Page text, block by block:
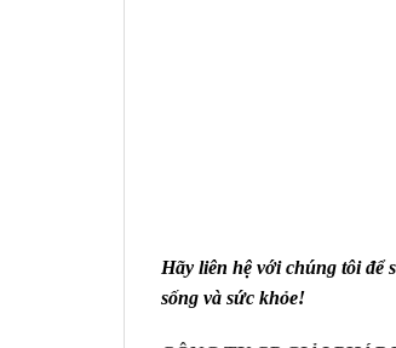
Hãy liên hệ với chúng tôi để
sống và sức khỏe!